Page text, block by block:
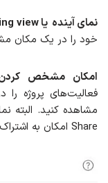
نمای آینده یا Upcoming view:
خود را در یک مکان
امكان مشخص کردن
فعالیت‌های پروژه
مشاهده کنید. البته
Share امکان به اشتراک‌گذاری پروژه با دیگران هم وجود دارد.